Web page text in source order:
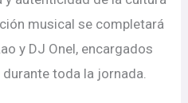
musical se completará
y DJ Onel, encargados
toda la jornada.